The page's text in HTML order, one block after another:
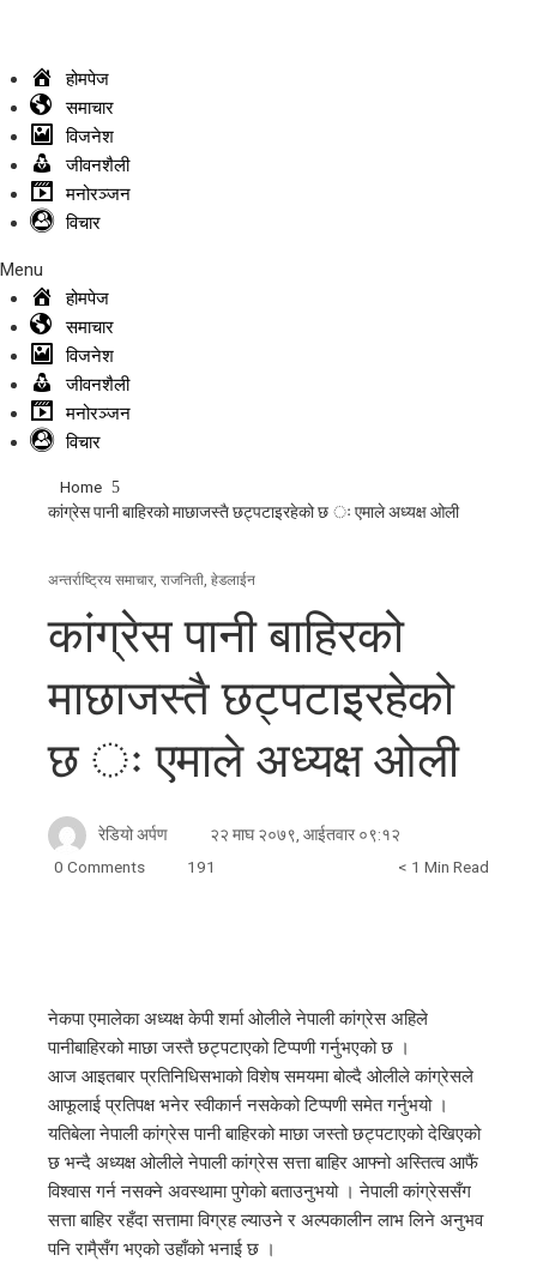
होमपेज
समाचार
विजनेश
जीवनशैली
मनोरञ्जन
विचार
Menu
होमपेज
समाचार
विजनेश
जीवनशैली
मनोरञ्जन
विचार
Home
कांग्रेस पानी बाहिरको माछाजस्तै छट्पटाइरहेको छ ः एमाले अध्यक्ष ओली
अन्तर्राष्ट्रिय समाचार, राजनिती, हेडलाईन
कांग्रेस पानी बाहिरको
माछाजस्तै छट्पटाइरहेको
छ ः एमाले अध्यक्ष ओली
रेडियो अर्पण
२२ माघ २०७९, आईतवार ०९:१२
0 Comments
191 < 1 Min Read
नेकपा एमालेका अध्यक्ष केपी शर्मा ओलीले नेपाली कांग्रेस अहिले
पानीबाहिरको माछा जस्तै छट्पटाएको टिप्पणी गर्नुभएको छ ।
आज आइतबार प्रतिनिधिसभाको विशेष समयमा बोल्दै ओलीले कांग्रेसले
आफूलाई प्रतिपक्ष भनेर स्वीकार्न नसकेको टिप्पणी समेत गर्नुभयो ।
यतिबेला नेपाली कांग्रेस पानी बाहिरको माछा जस्तो छट्पटाएको देखिएको
छ भन्दै अध्यक्ष ओलीले नेपाली कांग्रेस सत्ता बाहिर आफ्नो अस्तित्व आफैं
विश्वास गर्न नसक्ने अवस्थामा पुगेको बताउनुभयो । नेपाली कांग्रेससँग
सत्ता बाहिर रहँदा सत्तामा विग्रह ल्याउने र अल्पकालीन लाभ लिने अनुभव
पनि रामै्सँग भएको उहाँको भनाई छ ।